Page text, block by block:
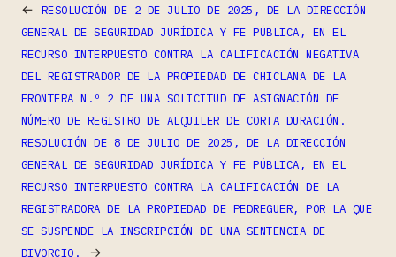
←
RESOLUCIÓN DE 2 DE JULIO DE 2025, DE LA DIRECCIÓN
GENERAL DE SEGURIDAD JURÍDICA Y FE PÚBLICA, EN EL
RECURSO INTERPUESTO CONTRA LA CALIFICACIÓN NEGATIVA
DEL REGISTRADOR DE LA PROPIEDAD DE CHICLANA DE LA
FRONTERA N.º 2 DE UNA SOLICITUD DE ASIGNACIÓN DE
NÚMERO DE REGISTRO DE ALQUILER DE CORTA DURACIÓN.
RESOLUCIÓN DE 8 DE JULIO DE 2025, DE LA DIRECCIÓN
GENERAL DE SEGURIDAD JURÍDICA Y FE PÚBLICA, EN EL
RECURSO INTERPUESTO CONTRA LA CALIFICACIÓN DE LA
REGISTRADORA DE LA PROPIEDAD DE PEDREGUER, POR LA QUE
SE SUSPENDE LA INSCRIPCIÓN DE UNA SENTENCIA DE
DIVORCIO.
→